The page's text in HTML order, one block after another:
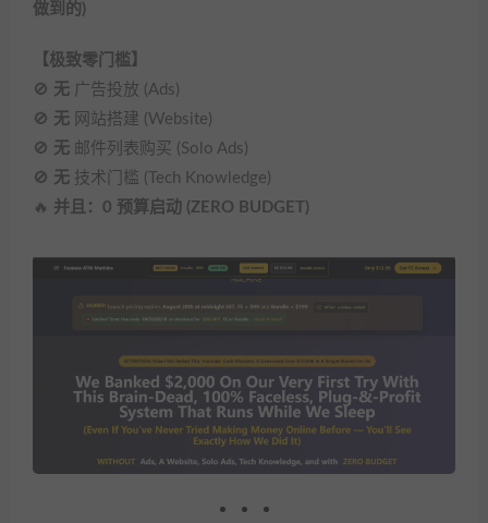
做到的)
【极致零门槛】
🚫 无 广告投放 (Ads)
🚫 无 网站搭建 (Website)
🚫 无 邮件列表购买 (Solo Ads)
🚫 无 技术门槛 (Tech Knowledge)
🔥 并且：0 预算启动 (ZERO BUDGET)